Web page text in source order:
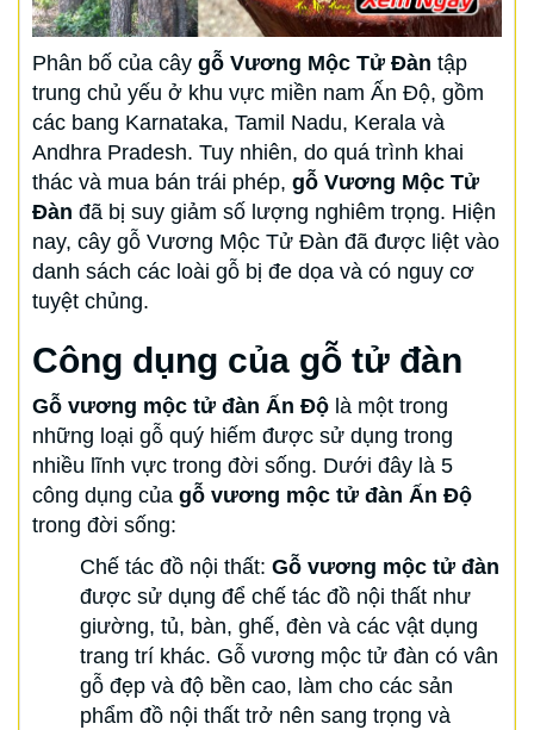
Phân bố của cây gỗ Vương Mộc Tử Đàn tập
trung chủ yếu ở khu vực miền nam Ấn Độ, gồm
các bang Karnataka, Tamil Nadu, Kerala và
Andhra Pradesh. Tuy nhiên, do quá trình khai
thác và mua bán trái phép, gỗ Vương Mộc Tử
Đàn đã bị suy giảm số lượng nghiêm trọng. Hiện
nay, cây gỗ Vương Mộc Tử Đàn đã được liệt vào
danh sách các loài gỗ bị đe dọa và có nguy cơ
tuyệt chủng.
Công dụng của gỗ tử đàn
Gỗ vương mộc tử đàn Ấn Độ là một trong
những loại gỗ quý hiếm được sử dụng trong
nhiều lĩnh vực trong đời sống. Dưới đây là 5
công dụng của gỗ vương mộc tử đàn Ấn Độ
trong đời sống:
Chế tác đồ nội thất: Gỗ vương mộc tử đàn
được sử dụng để chế tác đồ nội thất như
giường, tủ, bàn, ghế, đèn và các vật dụng
trang trí khác. Gỗ vương mộc tử đàn có vân
gỗ đẹp và độ bền cao, làm cho các sản
phẩm đồ nội thất trở nên sang trọng và